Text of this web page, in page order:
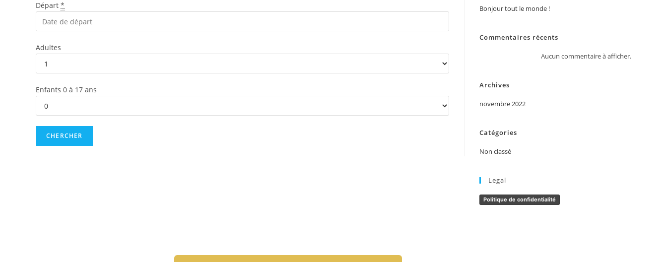
Départ *
Adultes
Enfants 0 à 17 ans
Bonjour tout le monde !
Commentaires récents
Aucun commentaire à afficher.
Archives
novembre 2022
Catégories
Non classé
Legal
Politique de confidentialité